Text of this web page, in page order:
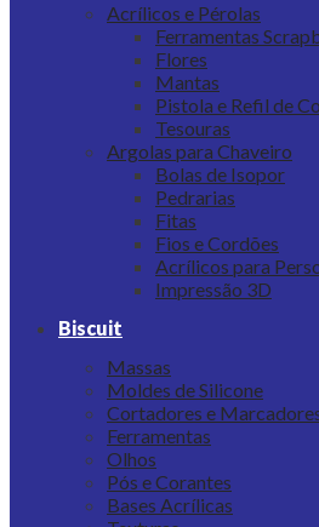
Acrílicos e Pérolas
Ferramentas
Flores
Mantas
Pistola e Refil de
Tesouras
Argolas para Chaveiro
Bolas de Isopor
Pedrarias
Fitas
Fios e Cordões
Acrílicos para
Impressão 3D
Biscuit
Massas
Moldes de Silicone
Cortadores e
Ferramentas
Olhos
Pós e Corantes
Bases Acrílicas